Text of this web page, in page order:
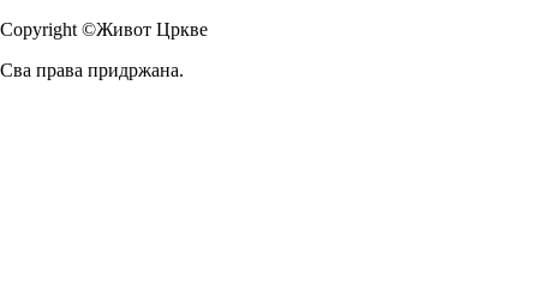
Copyright ©Живот Цркве
Сва права придржана.